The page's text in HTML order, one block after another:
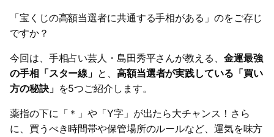
「宝くじの高額当選者に共通する手相がある」のをご存じ
ですか？
今回は、手相占い芸人・島田秀平さんが教える、 金運最強
の手相「スター線」 と、 高額当選者が実践している「買い
方の秘訣」 を5つご紹介します。
薬指の下に「＊」や「Y字」が出たら大チャンス！さら
に、買うべき時間帯や保管場所のルールなど、運気を味方